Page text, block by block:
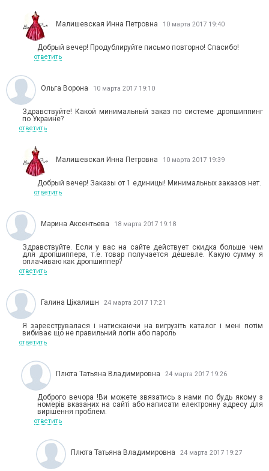
Малишевская Инна Петровна 10 марта 2017 19:40
Добрый вечер! Продублируйте письмо повторно! Спасибо!
ответить
Ольга Ворона 10 марта 2017 19:10
Здравствуйте! Какой минимальный заказ по системе дропшиппинг
по Украине?
ответить
Малишевская Инна Петровна 10 марта 2017 19:39
Добрый вечер! Заказы от 1 единицы! Минимальных заказов нет.
ответить
Марина Аксентьева 18 марта 2017 19:18
Здравствуйте. Если у вас на сайте действует скидка больше чем
для дропшиппера, т.е. товар получается дешевле. Какую сумму я
оплачиваю как дропшиппер?
ответить
Галина Цікалишн 24 марта 2017 17:21
Я зареєструвалася і натискаючи на вигрузіть каталог і мені потім
вибиває що не правильний логін або пароль
ответить
Плюта Татьяна Владимировна 24 марта 2017 19:26
Доброго вечора !Ви можете звязатись з нами по будь якому з
номерів вказаних на сайті або написати електронну адресу для
вирішення проблем.
ответить
Плюта Татьяна Владимировна 24 марта 2017 19:27